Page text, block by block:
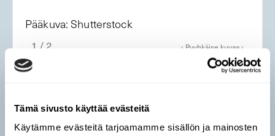
Tämä sivusto käyttää evästeitä
Käytämme evästeitä tarjoamamme sisällön ja mainosten
Pääkuva: Shutterstock
‹ Pyyhkäise kuvaa ›
1 / 2
